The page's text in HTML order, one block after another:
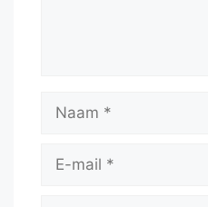
Naam